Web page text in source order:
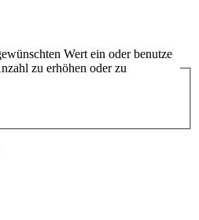
Wert ein oder benutze
zu erhöhen oder zu